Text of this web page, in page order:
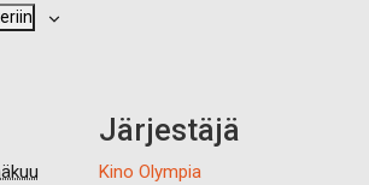
Järjestäjä
Kino Olympia